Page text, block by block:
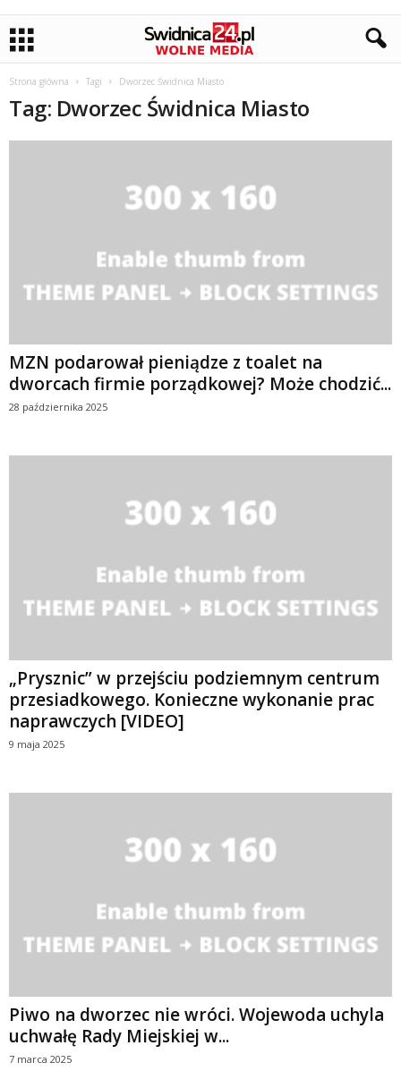
Strona główna Tagi Dworzec Świdnica Miasto
Tag: Dworzec Świdnica Miasto
MZN podarował pieniądze z toalet na
dworcach firmie porządkowej? Może chodzić...
28 października 2025
„Prysznic” w przejściu podziemnym centrum
przesiadkowego. Konieczne wykonanie prac
naprawczych [VIDEO]
9 maja 2025
Piwo na dworzec nie wróci. Wojewoda uchyla
uchwałę Rady Miejskiej w...
7 marca 2025